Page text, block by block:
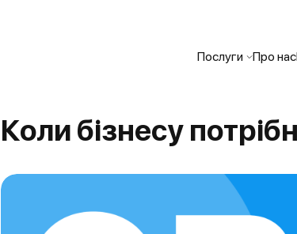
Послуги Про нас
Коли бізнесу